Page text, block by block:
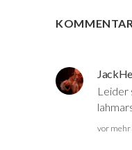
Leider
vor mehr